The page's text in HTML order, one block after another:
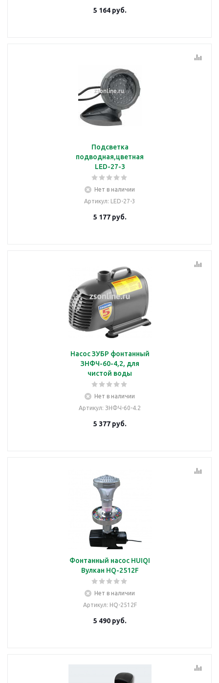
5 164руб.
Подсветка
подводная,цветная
LED-27-3
Нет в наличии
Артикул: LED-27-3
5 177руб.
Насос ЗУБР фонтанный
ЗНФЧ-60-4,2, для
чистой воды
Нет в наличии
Артикул: ЗНФЧ-60-4.2
5 377руб.
Фонтанный насос HUIQI
Вулкан HQ-2512F
Нет в наличии
Артикул: HQ-2512F
5 490руб.